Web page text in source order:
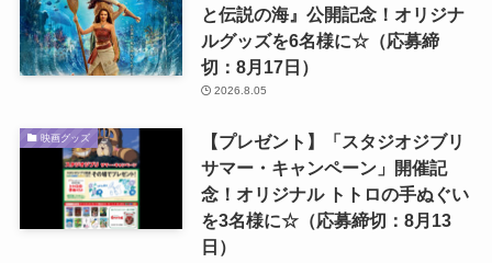
と伝説の海』公開記念！オリジナ
ルグッズを6名様に☆（応募締
切：8月17日）
2026.8.05
映画グッズ
【プレゼント】「スタジオジブリ
サマー・キャンペーン」開催記
念！オリジナル トトロの手ぬぐい
を3名様に☆（応募締切：8月13
日）